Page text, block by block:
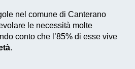
nel comune di Canterano
le necessità molte
conto che l’85% di esse vive
.